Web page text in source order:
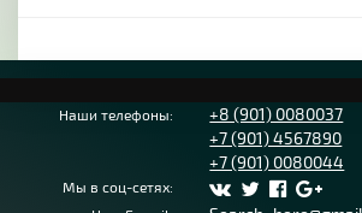
Наши телефоны:
+8 (901) 0080037
+7 (901) 4567890
+7 (901) 0080044
Мы в соц-сетях: